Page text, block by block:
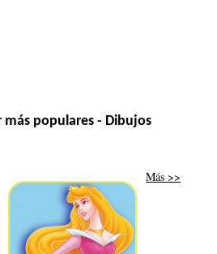
más populares - Dibujos
Más >>